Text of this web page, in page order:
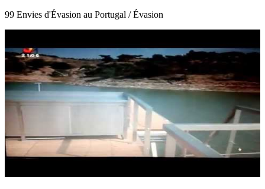
99 Envies d'Évasion au Portugal / Évasion